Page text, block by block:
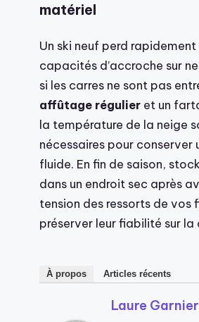
matériel
Un ski neuf perd rapidement
capacités d’accroche sur
si les carres ne sont pas
affûtage régulier et un
la température de la neige
nécessaires pour conserver
fluide. En fin de saison,
dans un endroit sec après
tension des ressorts de vos
préserver leur fiabilité sur la
À propos Articles récents
Laure Garnier